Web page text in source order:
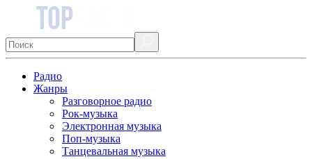
Радио
Жанры
Разговорное радио
Рок-музыка
Электронная музыка
Поп-музыка
Танцевальная музыка